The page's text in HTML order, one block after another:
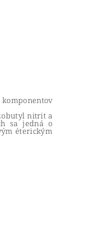
nitrit a
sa jedná o
éterickým